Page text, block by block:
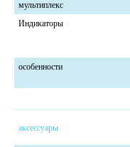
мультиплекс
Индикаторы
особенности
аксессуары